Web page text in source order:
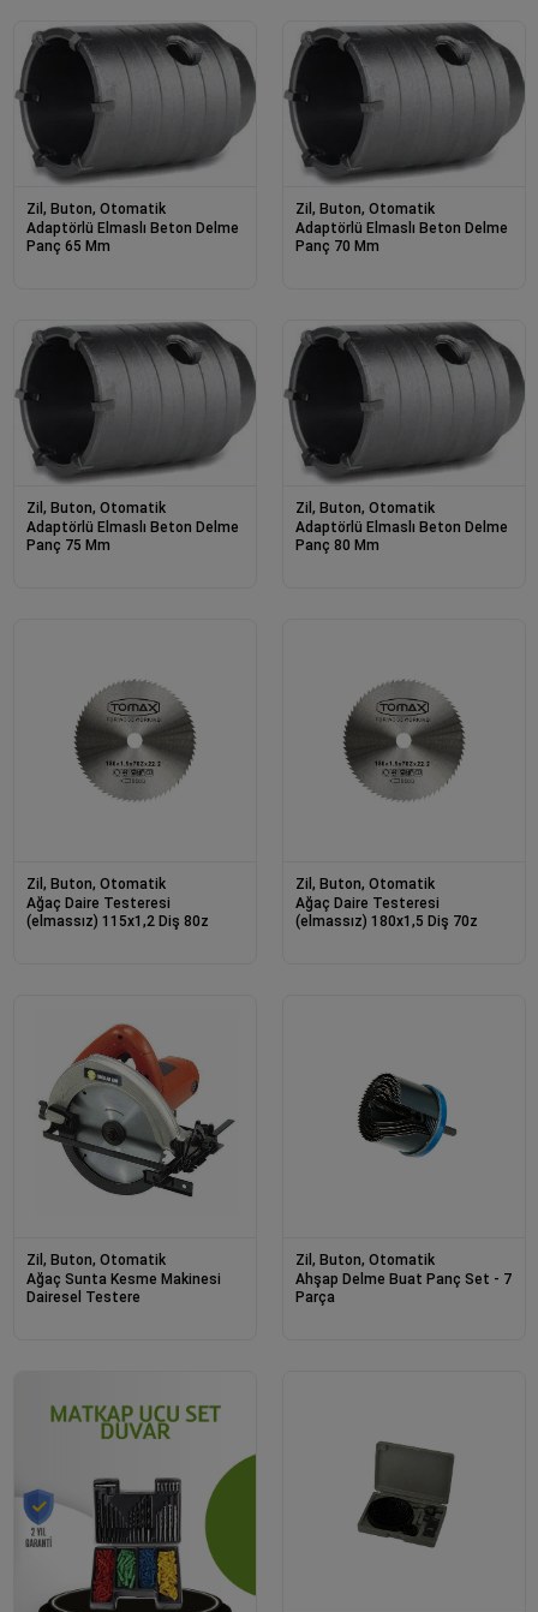
Zil, Buton, Otomatik
Adaptörlü Elmaslı Beton Delme
Panç 65 Mm
Zil, Buton, Otomatik
Adaptörlü Elmaslı Beton Delme
Panç 70 Mm
Zil, Buton, Otomatik
Adaptörlü Elmaslı Beton Delme
Panç 75 Mm
Zil, Buton, Otomatik
Adaptörlü Elmaslı Beton Delme
Panç 80 Mm
Zil, Buton, Otomatik
Ağaç Daire Testeresi
(elmassız) 115x1,2 Diş 80z
Zil, Buton, Otomatik
Ağaç Daire Testeresi
(elmassız) 180x1,5 Diş 70z
Zil, Buton, Otomatik
Ağaç Sunta Kesme Makinesi
Dairesel Testere
Zil, Buton, Otomatik
Ahşap Delme Buat Panç Set - 7
Parça